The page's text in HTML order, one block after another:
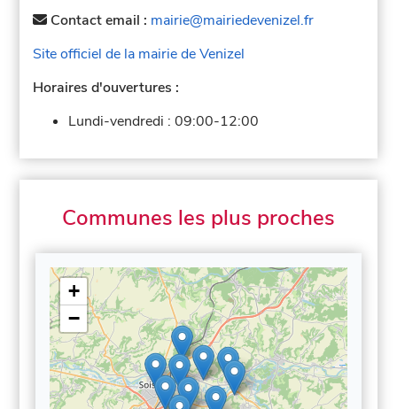
Contact email : mairie@mairiedevenizel.fr
Site officiel de la mairie de Venizel
Horaires d'ouvertures :
Lundi-vendredi :09:00-12:00
Communes les plus proches
+
−